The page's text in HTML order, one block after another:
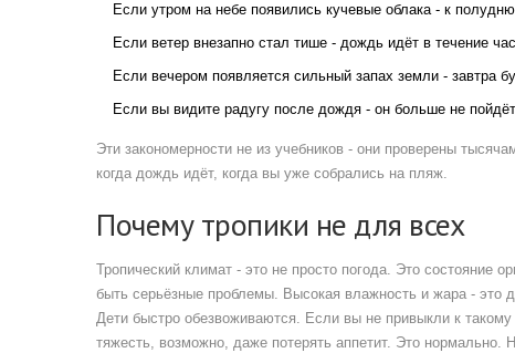
Если утром на небе появились кучевые облака - к
Если ветер внезапно стал тише - дождь идёт в течение
Если вечером появляется сильный запах земли - завтра
Если вы видите радугу после дождя - он больше не
Эти закономерности не из учебников - они проверены
когда дождь идёт, когда вы уже собрались на пляж.
Почему тропики не для всех
Тропический климат - это не просто погода. Это состояние
быть серьёзные проблемы. Высокая влажность и жара - это
Дети быстро обезвоживаются. Если вы не привыкли к
тяжесть, возможно, даже потерять аппетит. Это